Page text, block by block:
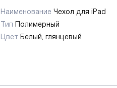
Наименование Чехол для iPad
Тип
Полимерный
Цвет Белый, глянцевый